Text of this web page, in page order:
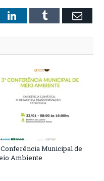
LinkedInTumblr Email
Conferência Municipal de
Ambiente